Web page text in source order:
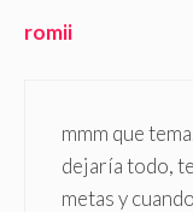
romii
mmm que
dejaría todo,
metas y